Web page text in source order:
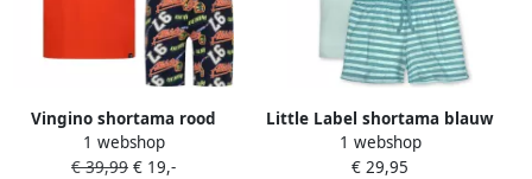
Vingino shortama rood
zwart
1 webshop
€ 39,99 € 19,-
Little Label shortama blauw
1 webshop
€ 29,95